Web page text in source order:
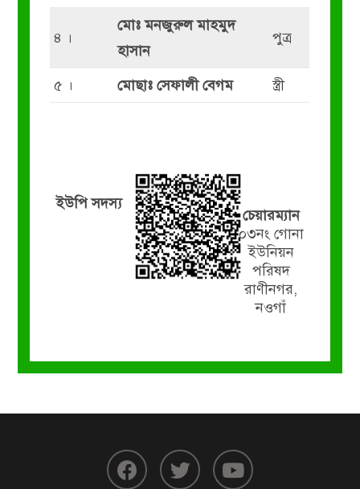
৪ ।
মোঃ মনজুরুল মাহমুদ
হাসান
পুত্র
৫ । মোছাঃ সেফালী বেগম স্ত্রী
ইউপি সদস্য
চেয়ারম্যান
০৩নং গোনা
ইউনিয়ন
পরিষদ
রাণীনগর,
নওগাঁ